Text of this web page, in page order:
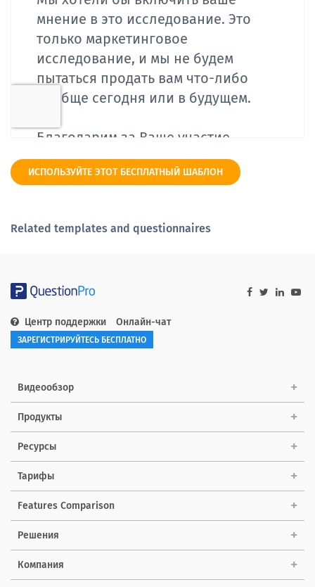
ИСПОЛЬЗУЙТЕ ЭТОТ БЕСПЛАТНЫЙ ШАБЛОН
Related templates and questionnaires
Центр поддержки Онлайн-чат
ЗАРЕГИСТРИРУЙТЕСЬ БЕСПЛАТНО
Видеообзор
Продукты
Ресурсы
Тарифы
Features Comparison
Решения
Компания